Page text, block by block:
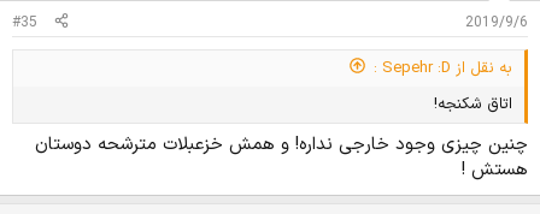
ت
:
2019/9/6
#35
به نقل از Sepehr :D :
اتاق شکنجه!
چنین چیزی وجود خارجی نداره! و همش خزعبلات مترشحه دوستان
هستش !